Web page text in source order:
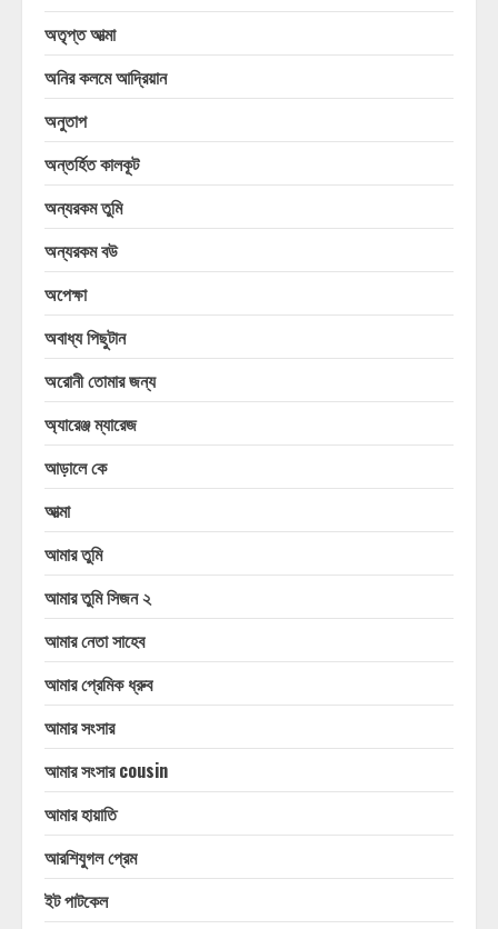
অতৃপ্ত আত্মা
অনির কলমে আদ্রিয়ান
অনুতাপ
অন্তর্হিত কালকূট
অন্যরকম তুমি
অন্যরকম বউ
অপেক্ষা
অবাধ্য পিছুটান
অরোনী তোমার জন্য
অ্যারেঞ্জ ম্যারেজ
আড়ালে কে
আত্মা
আমার তুমি
আমার তুমি সিজন ২
আমার নেতা সাহেব
আমার প্রেমিক ধ্রুব
আমার সংসার
আমার সংসার cousin
আমার হায়াতি
আরশিযুগল প্রেম
ইট পাটকেল